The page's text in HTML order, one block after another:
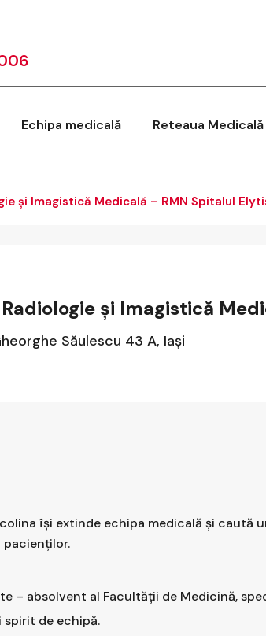
Echipa medicală Reteaua
și Imagistică Medicală – RMN Spitalul
și Imagistică
Săulescu 43 A, Iași
își extinde echipa medicală și
pacienților.
– absolvent al Facultății de Medicină,
de echipă.